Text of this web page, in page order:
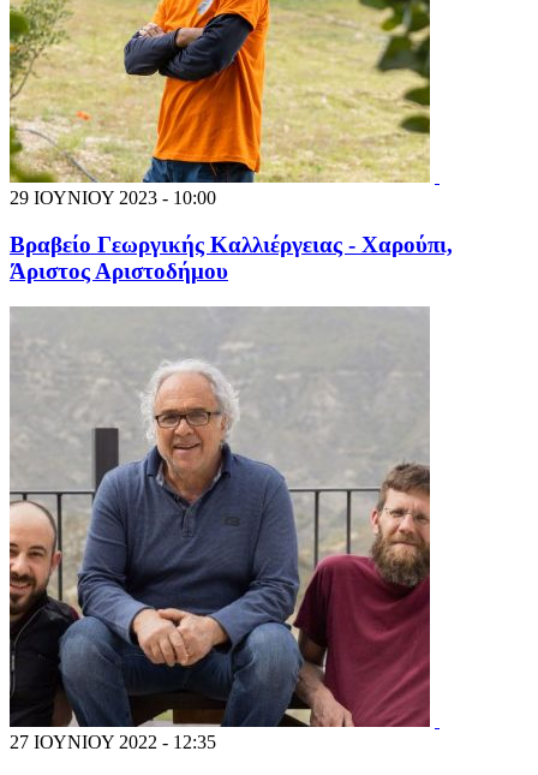
29 ΙΟΥΝΙΟΥ 2023 - 10:00
Βραβείο Γεωργικής Καλλιέργειας - Χαρούπι,
Άριστος Αριστοδήμου
27 ΙΟΥΝΙΟΥ 2022 - 12:35